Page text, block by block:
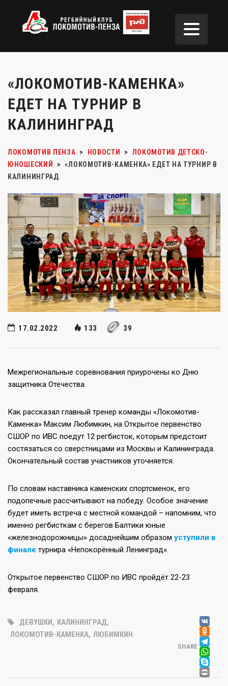
«ЛОКОМОТИВ-КАМЕНКА»
ЕДЕТ НА ТУРНИР В
КАЛИНИНГРАД
ЛОКОМОТИВ ПЕНЗА > НОВОСТИ >
ЛОКОМОТИВ ДЕТСКО-
ЮНОШЕСКИЙ
> «ЛОКОМОТИВ-КАМЕНКА» ЕДЕТ НА ТУРНИР В
КАЛИНИНГРАД
17.02.2022 133 39
Межрегиональные соревнования приурочены ко Дню
защитника Отечества.
Как рассказал главный тренер команды «Локомотив-
Каменка» Максим Любимкин, на Открытое первенство
СШОР по ИВС поедут 12 регбисток, которым предстоит
состязаться со сверстницами из Москвы и Калининграда.
Окончательный состав участников уточняется.
По словам наставника каменских спортсменок, его
подопечные рассчитывают на победу. Особое значение
будет иметь встреча с местной командой – напомним, что
именно регбисткам с берегов Балтики юные
«железнодорожницы» досаднейшим образом уступили в
финале турнира «Непокорённый Ленинград».
Открытое первенство СШОР по ИВС пройдёт 22-23
февраля.
ДЕВУШКИ, КАЛИНИНГРАД,
ЛОКОМОТИВ-КАМЕНКА, ЛЮБИМКИН
SHARE